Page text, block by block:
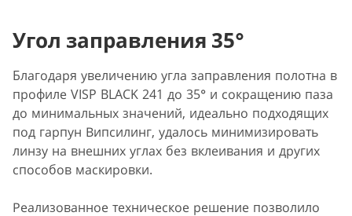
Угол заправления 35°
Благодаря увеличению угла заправления полотна в
профиле VISP BLACK 241 до 35° и сокращению паза
до минимальных значений, идеально подходящих
под гарпун Випсилинг, удалось минимизировать
линзу на внешних углах без вклеивания и других
способов маскировки.
Реализованное техническое решение позволило